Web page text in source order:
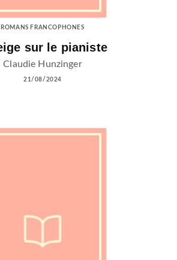
ROMANS FRANCOPHONES
sur le pianiste
Claudie Hunzinger
21/08/2024